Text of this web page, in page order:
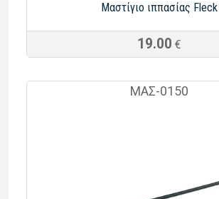
Μαστίγιο ιππασίας Fleck
19.00 €
ΜΑΣ-0150